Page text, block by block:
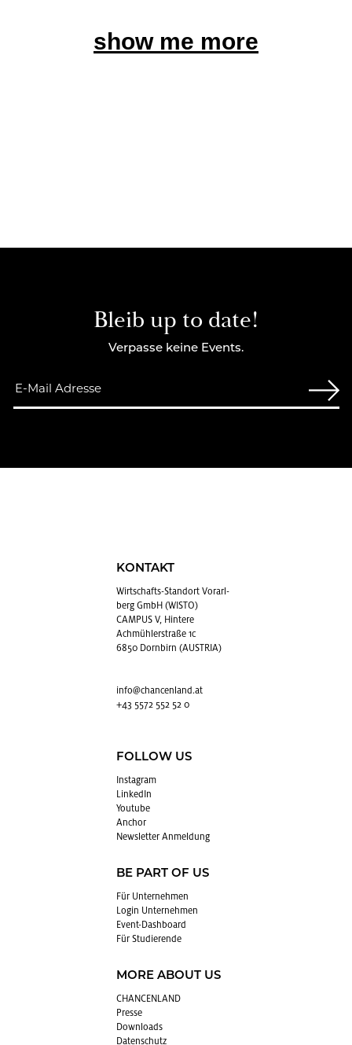
show me more
Bleib up to date!
Verpasse keine Events.
KONTAKT
Wirt­schafts-Stand­ort Vor­arl­
berg GmbH (WISTO)
CAMPUS V, Hintere
Achmühlerstraße 1c
6850 Dornbirn (AUSTRIA)
info@​chancenland.​at
+43 5572 552 52 0
FOLLOW US
In­sta­gram
Lin­kedIn
You­tube
An­chor
News­let­ter An­mel­dung
BE PART OF US
Für Un­ter­neh­men
Login Un­ter­neh­men
Event-Da­sh­board
Für Stu­die­ren­de
MORE ABOUT US
CHAN­CEN­LAND
Pres­se
Down­loads
Da­ten­schutz